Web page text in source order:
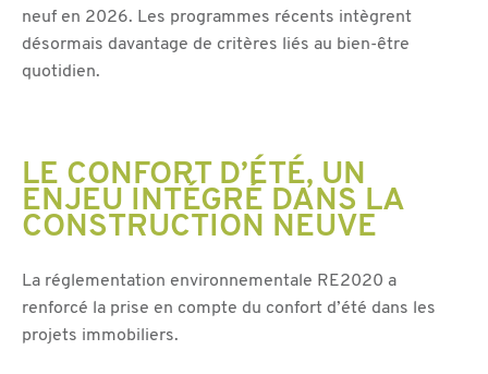
neuf en 2026. Les programmes récents intègrent
désormais davantage de critères liés au bien-être
quotidien.
LE CONFORT D’ÉTÉ, UN
ENJEU INTÉGRÉ DANS LA
CONSTRUCTION NEUVE
La réglementation environnementale RE2020 a
renforcé la prise en compte du confort d’été dans les
projets immobiliers.